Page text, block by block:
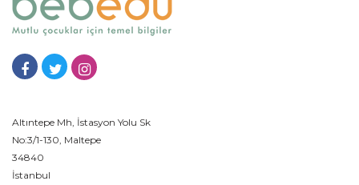
Altıntepe Mh, İstasyon Yolu Sk
No:3/1-130, Maltepe
34840
İstanbul